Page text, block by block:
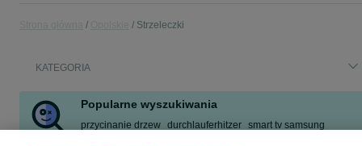
Strzeleczki
KATEGORIA
Popularne wyszukiwania
przycinanie drzew durchlauferhitzer smart tv samsung